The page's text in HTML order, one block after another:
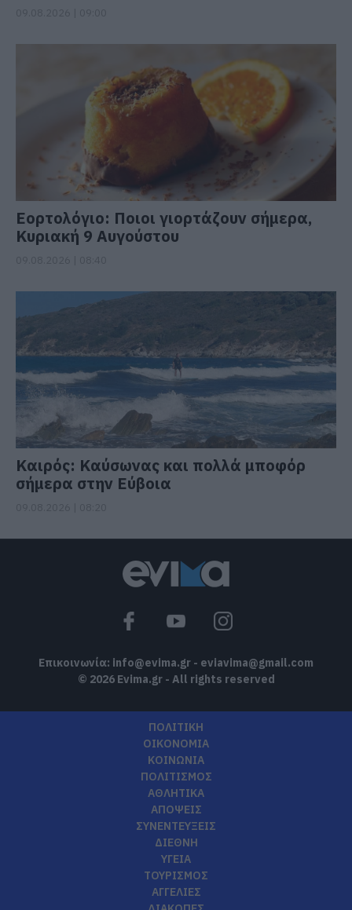
Εορτολόγιο: Ποιοι γιορτάζουν σήμερα,
Κυριακή 9 Αυγούστου
Καιρός: Καύσωνας και πολλά μποφόρ
σήμερα στην Εύβοια
Επικοινωνία: info@evima.gr - eviavima@gmail.com
© 2026 Evima.gr - All rights reserved
ΠΟΛΙΤΙΚΗ
ΟΙΚΟΝΟΜΙΑ
ΚΟΙΝΩΝΙΑ
ΠΟΛΙΤΙΣΜΟΣ
ΑΘΛΗΤΙΚΑ
ΑΠΟΨΕΙΣ
ΣΥΝΕΝΤΕΥΞΕΙΣ
ΔΙΕΘΝΗ
ΥΓΕΙΑ
ΤΟΥΡΙΣΜΟΣ
ΑΓΓΕΛΙΕΣ